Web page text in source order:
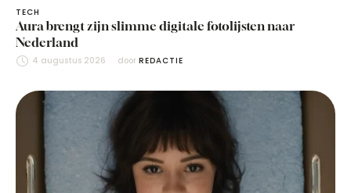
TECH
Aura brengt zijn slimme digitale fotolijsten naar
Nederland
4 augustus 2026 door REDACTIE